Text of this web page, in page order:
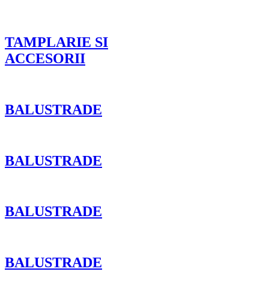
TAMPLARIE SI
ACCESORII
BALUSTRADE
BALUSTRADE
BALUSTRADE
BALUSTRADE